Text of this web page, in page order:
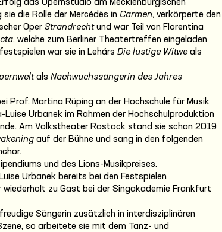
das Opernstudio am Mecklenburgischen
die Rolle der Mercédès in Carmen, verkörperte den
Oper Strandrechtund war Teil von Florentina
, welche zum Berliner Theatertreffen eingeladen
war sie in Lehárs Die lustige Witwe als
als Nachwuchssängerin des Jahres
Prof. Martina Rüping an der Hochschule für Musik
Urbanek im Rahmen der Hochschulproduktion
Am Volkstheater Rostock stand sie schon 2019
auf der Bühne und sang in den folgenden
und des Lions-Musikpreises.
Urbanek bereits bei den Festspielen
wiederholt zu Gast bei der Singakademie Frankfurt
Sängerin zusätzlich in interdisziplinären
so arbeitete sie mit dem Tanz- und